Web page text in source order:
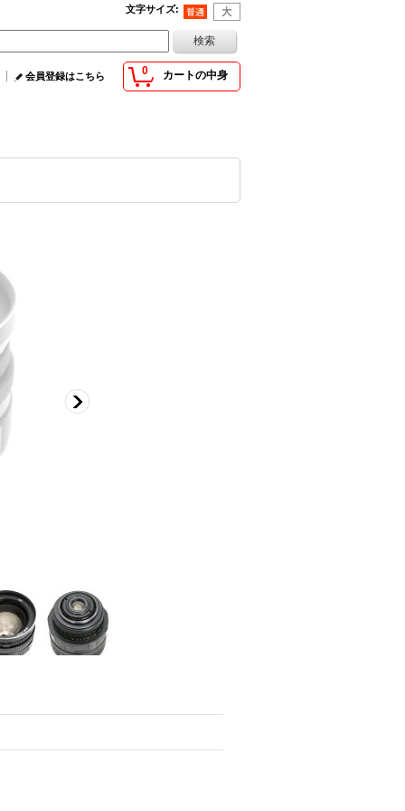
文字サイズ:
0 カートの中身
会員登録はこちら